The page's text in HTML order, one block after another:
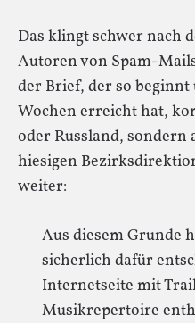
Das klingt schwer nach
Autoren von Spam-
der Brief, der so
Wochen erreicht hat,
oder Russland, sondern
hiesigen
weiter:
Aus diesem Grunde
sicherlich dafür
Internetseite mit
Musikrepertoire